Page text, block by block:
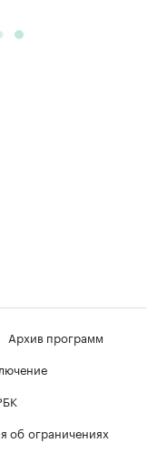
Архив программ
об ограничениях